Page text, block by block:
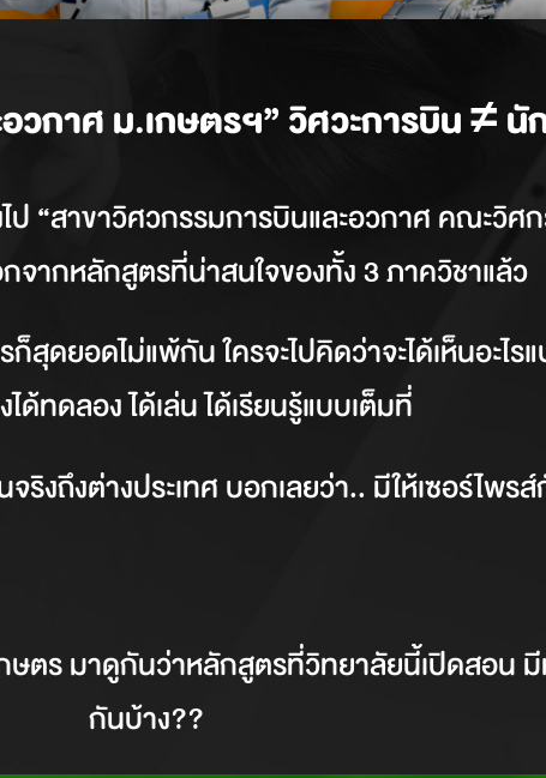
วกาศ ม.เกษตรฯ” วิศวะการบิน ≠ นั
ป “สาขาวิศวกรรมการบินและอวกาศ คณะวิศ
จากหลักสูตรที่น่าสนใจของทั้ง 3 ภาควิชาแล้ว
ดยอดไม่แพ้กัน ใครจะไปคิดว่าจะได้เห็นอะไ
ด้ทดลอง ได้เล่น ได้เรียนรู้แบบเต็มที่
งถึงต่างประเทศ บอกเลยว่า.. มีให้เซอร์ไพร
ตร มาดูกันว่าหลักสูตรที่วิทยาลัยนี้เปิดสอน มี
กันบ้าง??